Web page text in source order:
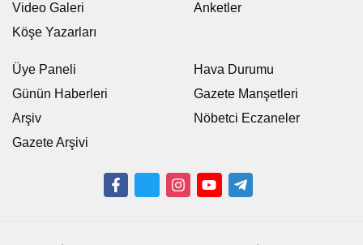
Video Galeri
Köşe Yazarları
Anketler
Üye Paneli
Günün Haberleri
Arşiv
Gazete Arşivi
Hava Durumu
Gazete Manşetleri
Nöbetci Eczaneler